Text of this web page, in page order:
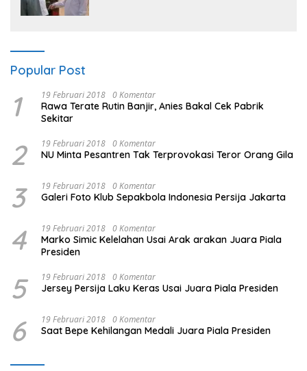
Popular Post
1 19 Februari 2018 0 Komentar
Rawa Terate Rutin Banjir, Anies Bakal Cek Pabrik
Sekitar
2 19 Februari 2018 0 Komentar
NU Minta Pesantren Tak Terprovokasi Teror Orang Gila
3 19 Februari 2018 0 Komentar
Galeri Foto Klub Sepakbola Indonesia Persija Jakarta
4 19 Februari 2018 0 Komentar
Marko Simic Kelelahan Usai Arak arakan Juara Piala
Presiden
5 19 Februari 2018 0 Komentar
Jersey Persija Laku Keras Usai Juara Piala Presiden
6 19 Februari 2018 0 Komentar
Saat Bepe Kehilangan Medali Juara Piala Presiden